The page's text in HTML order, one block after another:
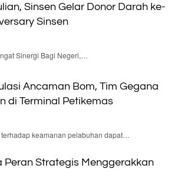
Sinsen Gelar Donor Darah ke-
Sinsen
Sinergi Bagi Negeri,…
Ancaman Bom, Tim Gegana
di Terminal Petikemas
keamanan pelabuhan dapat…
Peran Strategis Menggerakkan